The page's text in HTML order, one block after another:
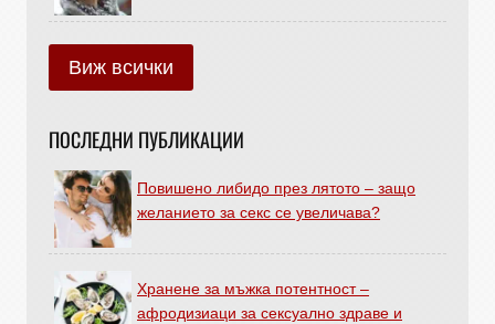
Виж всички
ПОСЛЕДНИ ПУБЛИКАЦИИ
Повишено либидо през лятото – защо
желанието за секс се увеличава?
Хранене за мъжка потентност –
афродизиаци за сексуално здраве и